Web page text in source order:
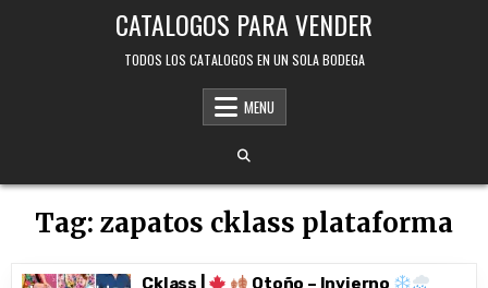
CATALOGOS PARA VENDER
TODOS LOS CATALOGOS EN UN SOLA BODEGA
MENU
Tag: zapatos cklass plataforma
Cklass |
Otoño – Invierno